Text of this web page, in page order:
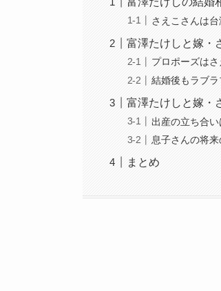
さえこさんは台
富澤たけしと嫁・
プロポーズはさ
結婚後もラブラ
富澤たけしと嫁・
出産の立ち合
息子さんの将来
まとめ